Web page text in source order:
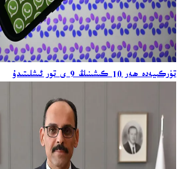
تۈركىيەدە ھەر 10 كىشىنىڭ 9 ى تور ئىشلىتىدۇ